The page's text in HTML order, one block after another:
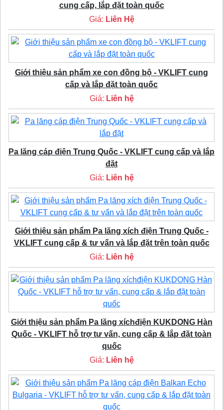
cung cấp, lắp đặt toàn quốc
Giá: Liên Hệ
Giới thiệu sản phẩm xe con đồng bộ - VKLIFT cung
cấp và lắp đặt toàn quốc
Giá: Liên hệ
Pa lăng cáp điện Trung Quốc - VKLIFT cung cấp và lắp
đặt
Giá: Liên hệ
Giới thiệu sản phẩm Pa lăng xích điện Trung Quốc -
VKLIFT cung cấp & tư vấn và lắp đặt trên toàn quốc
Giá: Liên hệ
Giới thiệu sản phẩm Pa lăng xíchđiện KUKDONG Hàn
Quốc - VKLIFT hỗ trợ tư vấn, cung cấp & lắp đặt toàn
quốc
Giá: Liên hệ